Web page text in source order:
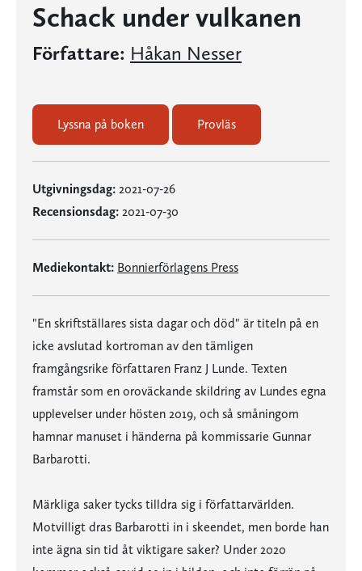
Schack under vulkanen
Författare: Håkan Nesser
Lyssna på boken Provläs
Utgivningsdag: 2021-07-26
Recensionsdag: 2021-07-30
Mediekontakt: Bonnierförlagens Press
"En skriftställares sista dagar och död" är titeln på en
icke avslutad kortroman av den tämligen
framgångsrike författaren Franz J Lunde. Texten
framstår som en oroväckande skildring av Lundes egna
upplevelser under hösten 2019, och så småningom
hamnar manuset i händerna på kommissarie Gunnar
Barbarotti.
Märkliga saker tycks tilldra sig i författarvärlden.
Motvilligt dras Barbarotti in i skeendet, men borde han
inte ägna sin tid åt viktigare saker? Under 2020